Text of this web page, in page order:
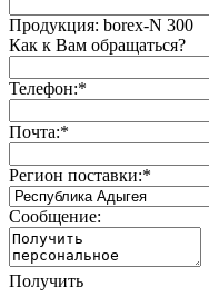
Продукция: borex-N 300
Как к Вам обращаться?
Телефон:*
Почта:*
Регион поставки:*
Сообщение:
Получить